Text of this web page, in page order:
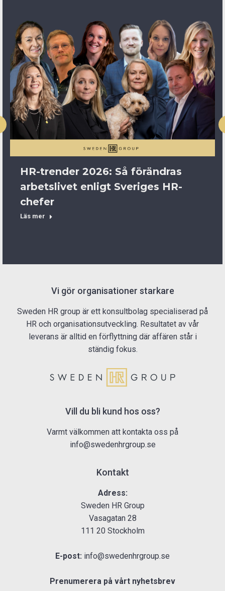
HR-trender 2026: Så förändras
arbetslivet enligt Sveriges HR-
chefer
Läs mer
Vi gör organisationer starkare
Sweden HR group är ett konsultbolag specialiserad på
HR och organisationsutveckling. Resultatet av vår
leverans är alltid en förflyttning där affären står i
ständig fokus.
Vill du bli kund hos oss?
Varmt välkommen att kontakta oss på
info@swedenhrgroup.se
Kontakt
Adress:
Sweden HR Group
Vasagatan 28
111 20 Stockholm
E-post: info@swedenhrgroup.se
Prenumerera på vårt nyhetsbrev